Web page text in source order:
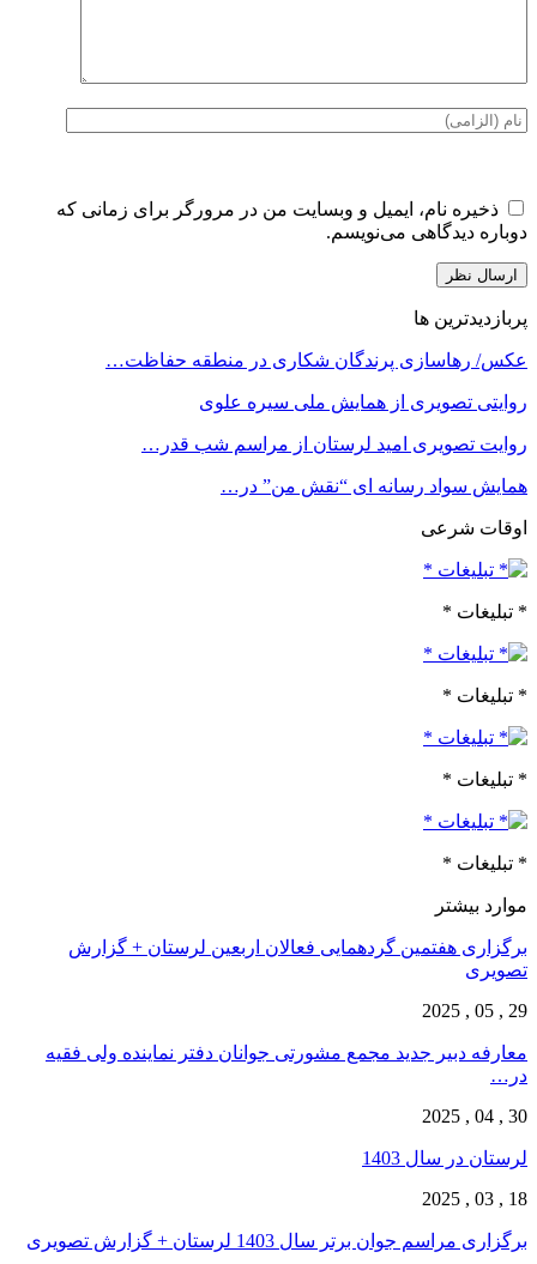
ذخیره نام، ایمیل و وبسایت من در مرورگر برای زمانی که
دوباره دیدگاهی می‌نویسم.
پربازدیدترین ها
عکس/ رهاسازی پرندگان شکاری در منطقه حفاظت…
روایتی تصویری از همایش ملی سیره علوی
روایت تصویری امید لرستان از مراسم شب قدر…
همایش سواد رسانه ای “نقش من” در…
اوقات شرعی
* تبلیغات *
* تبلیغات *
* تبلیغات *
* تبلیغات *
موارد بیشتر
برگزاری هفتمین گردهمایی فعالان اربعین لرستان + گزارش
تصویری
29 , 05 , 2025
معارفه دبیر جدید مجمع مشورتی جوانان دفتر نماینده ولی فقیه
در…
30 , 04 , 2025
لرستان در سال 1403
18 , 03 , 2025
برگزاری مراسم جوان برتر سال 1403 لرستان + گزارش تصویری